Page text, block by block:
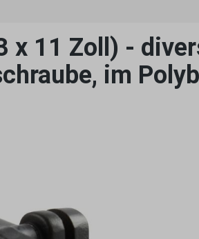
x 11 Zoll) -
im